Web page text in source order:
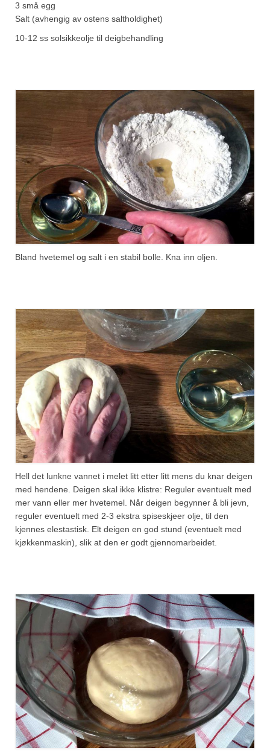
3 små egg
Salt (avhengig av ostens saltholdighet)
10-12 ss solsikkeolje til deigbehandling
Bland hvetemel og salt i en stabil bolle. Kna inn oljen.
Hell det lunkne vannet i melet litt etter litt mens du knar deigen
med hendene. Deigen skal ikke klistre: Reguler eventuelt med
mer vann eller mer hvetemel. Når deigen begynner å bli jevn,
reguler eventuelt med 2-3 ekstra spiseskjeer olje, til den
kjennes elestastisk. Elt deigen en god stund (eventuelt med
kjøkkenmaskin), slik at den er godt gjennomarbeidet.